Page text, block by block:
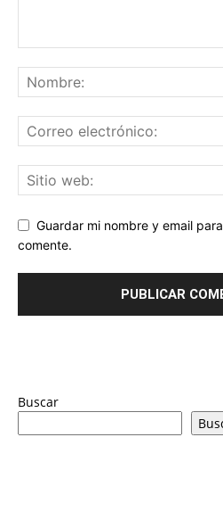
Guardar mi nombre y email
comente.
Buscar